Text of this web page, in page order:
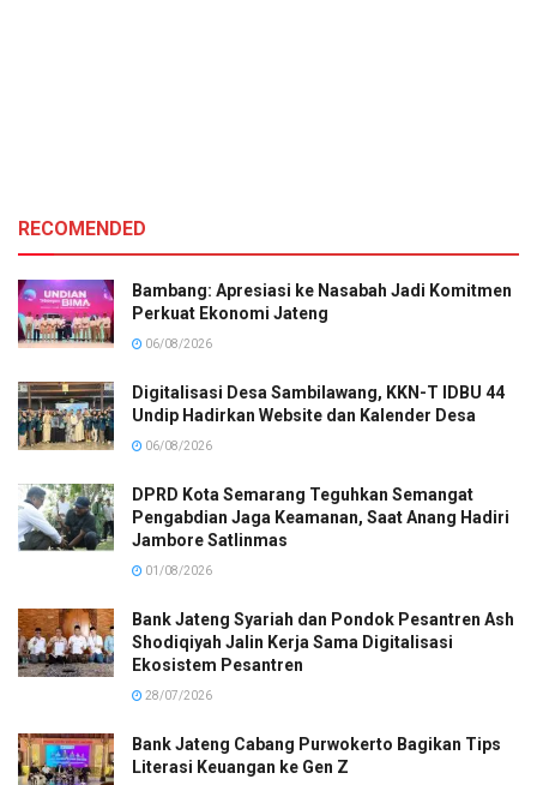
RECOMENDED
Bambang: Apresiasi ke Nasabah Jadi Komitmen
Perkuat Ekonomi Jateng
06/08/2026
Digitalisasi Desa Sambilawang, KKN-T IDBU 44
Undip Hadirkan Website dan Kalender Desa
06/08/2026
DPRD Kota Semarang Teguhkan Semangat
Pengabdian Jaga Keamanan, Saat Anang Hadiri
Jambore Satlinmas
01/08/2026
Bank Jateng Syariah dan Pondok Pesantren Ash
Shodiqiyah Jalin Kerja Sama Digitalisasi
Ekosistem Pesantren
28/07/2026
Bank Jateng Cabang Purwokerto Bagikan Tips
Literasi Keuangan ke Gen Z